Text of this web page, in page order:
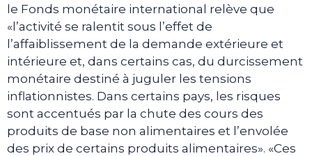
le Fonds monétaire international relève que
«l’activité se ralentit sous l’effet de
l’affaiblissement de la demande extérieure et
intérieure et, dans certains cas, du durcissement
monétaire destiné à juguler les tensions
inflationnistes. Dans certains pays, les risques
sont accentués par la chute des cours des
produits de base non alimentaires et l’envolée
des prix de certains produits alimentaires». «Ces